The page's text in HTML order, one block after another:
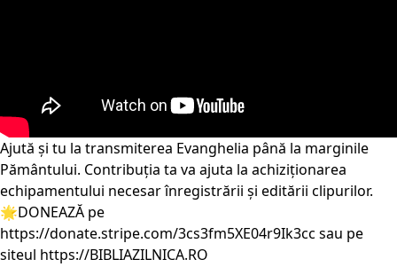
Ajută și tu la transmiterea Evanghelia până la marginile
Pământului. Contribuția ta va ajuta la achiziționarea
echipamentului necesar înregistrării și editării clipurilor.
🌟DONEAZĂ pe
https://donate.stripe.com/3cs3fm5XE04r9Ik3cc sau pe
siteul https://BIBLIAZILNICA.RO